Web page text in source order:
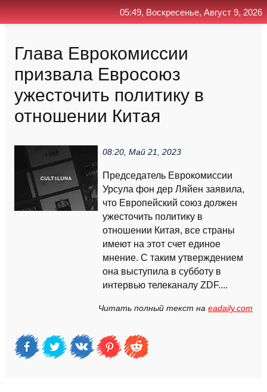
Глава Еврокомиссии
призвала Евросоюз
ужесточить политику в
отношении Китая
08:20, Май 21, 2023
Председатель Еврокомиссии
Урсула фон дер Ляйен заявила,
что Европейский союз должен
ужесточить политику в
отношении Китая, все страны
имеют на этот счет единое
мнение. С таким утверждением
она выступила в субботу в
интервью телеканалу ZDF....
Читать полный текст на eadaily.com
05:49, Воскресенье, Август 9, 2026